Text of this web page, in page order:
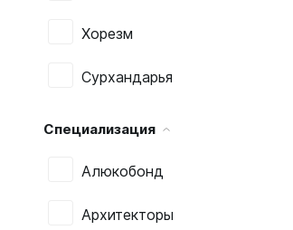
Хорезм
Сурхандарья
Специализация
Алюкобонд
Архитекторы